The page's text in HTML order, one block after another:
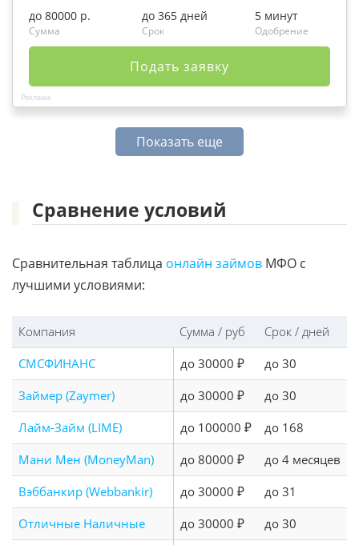
до 80000 р.
Сумма
до 365 дней
Срок
5 минут
Одобрение
Подать заявку
Показать еще
Сравнение условий
Сравнительная таблица онлайн займов МФО с
лучшими условиями:
Компания Сумма / руб Срок / дней
СМСФИНАНС
до 30000 ₽ до 30
Займер (Zaymer)
до 30000 ₽ до 30
Лайм-Займ (LIME)
до 100000 ₽ до 168
Мани Мен (MoneyMan)
до 80000 ₽ до 4 месяцев
Вэббанкир (Webbankir)
до 30000 ₽ до 31
Отличные Наличные
до 30000 ₽ до 30